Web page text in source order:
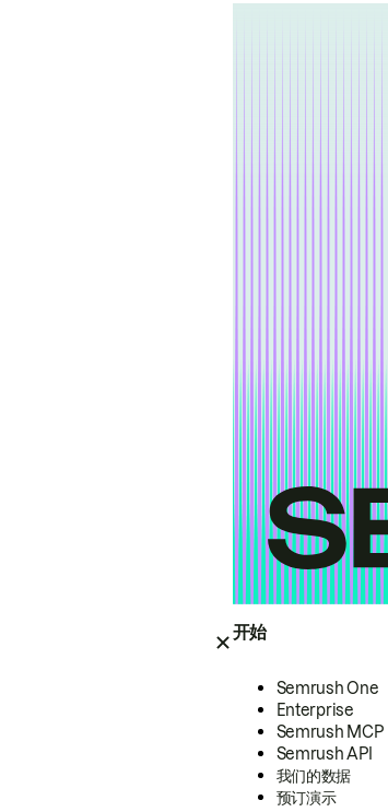
开始
Semrush One
Enterprise
Semrush MCP
Semrush API
我们的数据
预订演示